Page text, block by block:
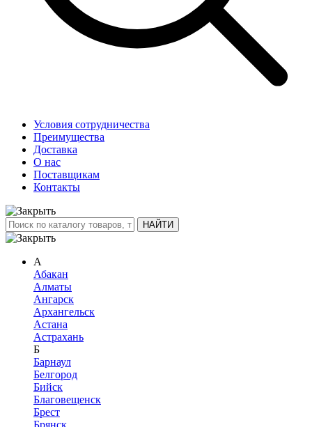
Условия сотрудничества
Преимущества
Доставка
О нас
Поставщикам
Контакты
А
Абакан
Алматы
Ангарск
Архангельск
Астана
Астрахань
Б
Барнаул
Белгород
Бийск
Благовещенск
Брест
Брянск